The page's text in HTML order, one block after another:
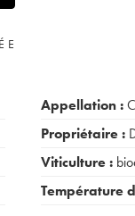
Appellation :
Propriétaire :
Viticulture :
Température